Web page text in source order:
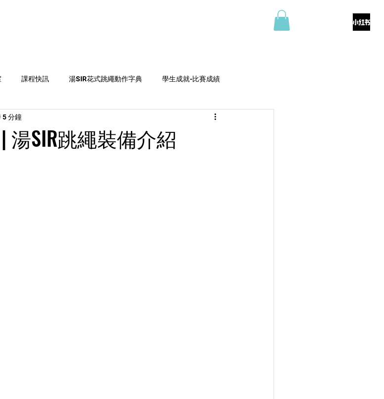
課程快訊 湯SIR花式跳繩動作字典 學生成就-比賽成績
跳繩活動、比賽及課程推介
SIR跳繩裝備介紹
5 分鐘